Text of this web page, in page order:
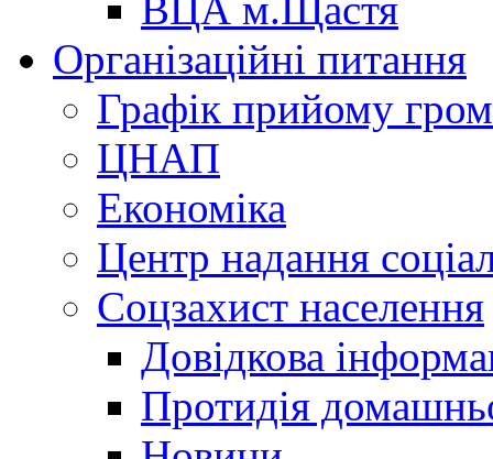
Організаційні питання
Графік прийому
ЦНАП
Економіка
Центр надання
Соцзахист населення
Довідкова
Протидія